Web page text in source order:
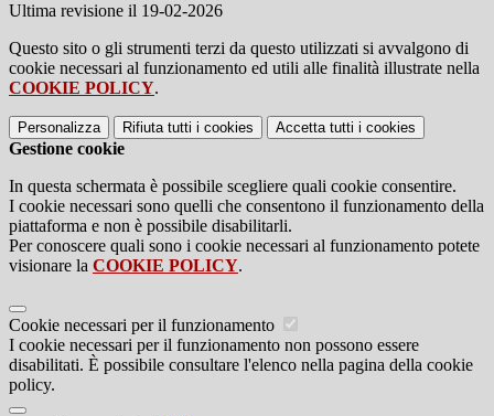
Ultima revisione il 19-02-2026
Questo sito o gli strumenti terzi da questo utilizzati si avvalgono di
cookie necessari al funzionamento ed utili alle finalità illustrate nella
COOKIE POLICY.
Personalizza Rifiuta tutti i cookies Accetta tutti i cookies
Gestione cookie
In questa schermata è possibile scegliere quali cookie consentire.
I cookie necessari sono quelli che consentono il funzionamento della
piattaforma e non è possibile disabilitarli.
Per conoscere quali sono i cookie necessari al funzionamento potete
visionare la COOKIE POLICY.
Cookie necessari per il funzionamento
I cookie necessari per il funzionamento non possono essere
disabilitati. È possibile consultare l'elenco nella pagina della cookie
policy.